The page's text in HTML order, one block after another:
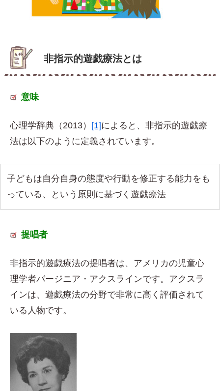
非指示的遊戯療法とは
意味
心理学辞典（2013） [1]によると、非指示的遊戯療
法は以下のように定義されています。
子どもは自分自身の態度や行動を修正する能力をも
っている、という原則に基づく遊戯療法
提唱者
非指示的遊戯療法の提唱者は、アメリカの児童心
理学者バージニア・アクスラインです。アクスラ
インは、遊戯療法の分野で非常に高く評価されて
いる人物です。